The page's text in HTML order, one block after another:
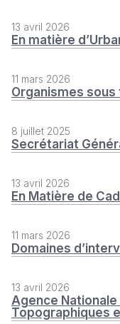
13 avril 2026
En matière
11 mars 2026
Organismes sous
8 juillet 2025
Secrétariat
13 avril 2026
En Matière de
11 mars 2026
Domaines
13 avril 2026
Agence Nationale
Topographiques